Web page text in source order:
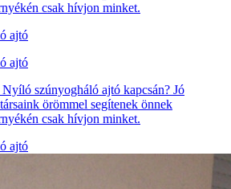
csak hívjon minket.
ajtó
ajtó
Nyíló szúnyogháló ajtó kapcsán? Jó
örömmel segítenek önnek
csak hívjon minket.
ajtó